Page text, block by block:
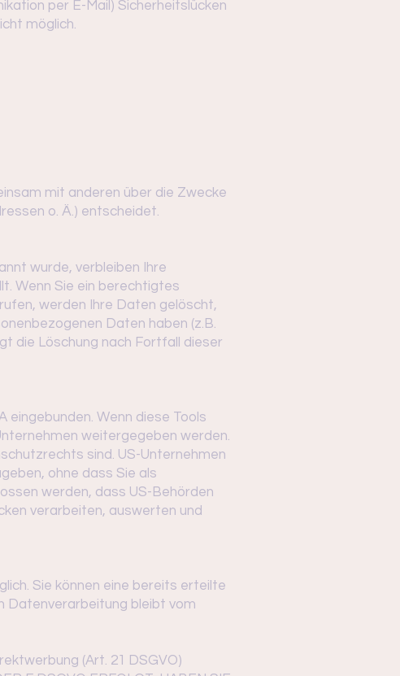
per E-Mail) Sicherheitslücken
möglich.
mit anderen über die Zwecke
o. Ä.) entscheidet.
wurde, verbleiben Ihre
Wenn Sie ein berechtigtes
werden Ihre Daten gelöscht,
Daten haben (z.B.
die Löschung nach Fortfall dieser
eingebunden. Wenn diese Tools
weitergegeben werden.
sind. US-Unternehmen
ohne dass Sie als
werden, dass US-Behörden
verarbeiten, auswerten und
Sie können eine bereits erteilte
Datenverarbeitung bleibt vom
(Art. 21 DSGVO)